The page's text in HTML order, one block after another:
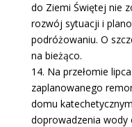
do Ziemi Świętej nie
rozwój sytuacji i
podróżowaniu. O
na bieżąco.
14. Na przełomie
zaplanowanego
domu
doprowadzenia wody